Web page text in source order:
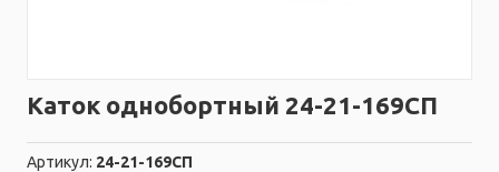
Каток однобортный 24-21-169СП
Артикул: 24-21-169СП